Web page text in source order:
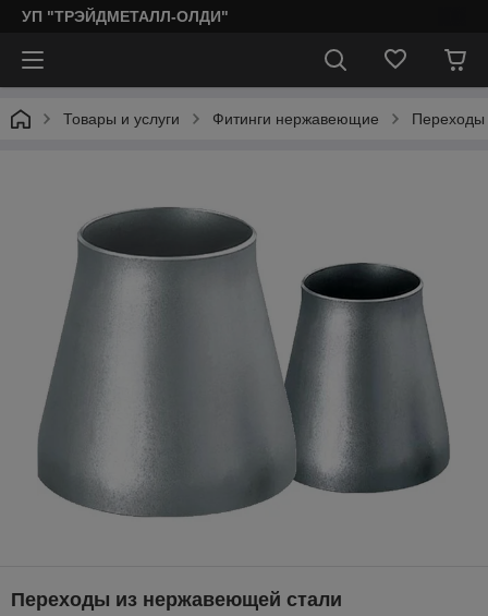
УП "ТРЭЙДМЕТАЛЛ-ОЛДИ"
Товары и услуги Фитинги нержавеющие Переходы
Переходы из нержавеющей стали